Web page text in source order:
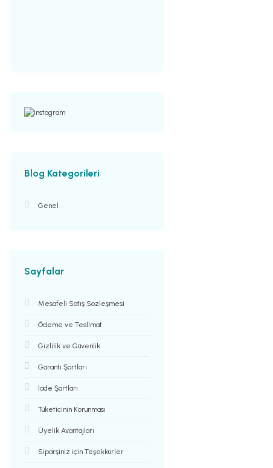
Blog Kategorileri
Genel
Sayfalar
Mesafeli Satış Sözleşmesi
Ödeme ve Teslimat
Gizlilik ve Güvenlik
Garanti Şartları
İade Şartları
Tüketicinin Korunması
Üyelik Avantajları
Siparşiniz için Teşekkürler